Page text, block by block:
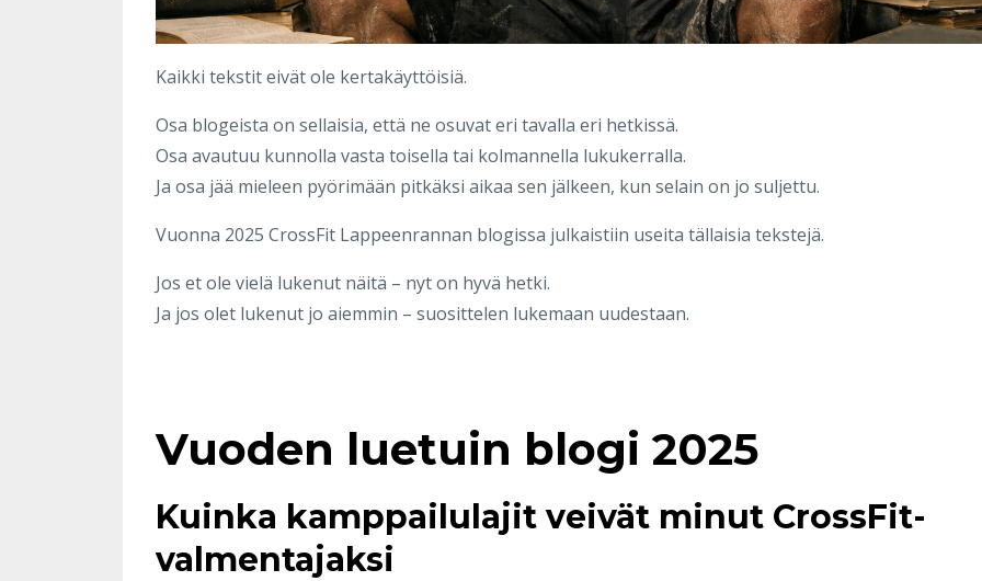
Kaikki tekstit eivät ole kertakäyttöisiä.
Osa blogeista on sellaisia, että ne osuvat eri tavalla eri hetkissä.
Osa avautuu kunnolla vasta toisella tai kolmannella lukukerralla.
Ja osa jää mieleen pyörimään pitkäksi aikaa sen jälkeen, kun selain on jo suljettu.
Vuonna 2025 CrossFit Lappeenrannan blogissa julkaistiin useita tällaisia tekstejä.
Jos et ole vielä lukenut näitä – nyt on hyvä hetki.
Ja jos olet lukenut jo aiemmin – suosittelen lukemaan uudestaan.
Vuoden luetuin blogi 2025
Kuinka kamppailulajit veivät minut CrossFit-
valmentajaksi